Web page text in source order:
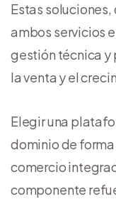
Estas
ambos servicios
gestión técnica y
la venta y el
Elegir una
dominio de
comercio
componente